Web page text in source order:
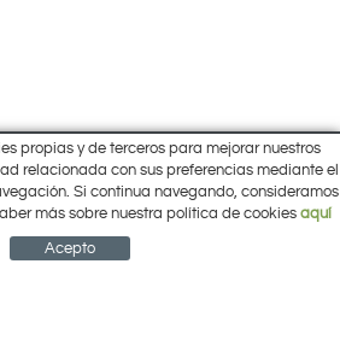
Pol. Cantalgallo Calle A Naves 10-12
ARACENA (Huelva)
959 12 63 64
info@electrobricogarden.com
CESTA
propias y de terceros para mejorar nuestros
relacionada con sus preferencias mediante el
Si continua navegando, consideramos
más sobre nuestra política de cookies aquí
Acepto